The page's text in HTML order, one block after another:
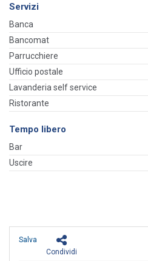
Servizi
Banca
Bancomat
Parrucchiere
Ufficio postale
Lavanderia self service
Ristorante
Tempo libero
Bar
Uscire
Condividi
Salva